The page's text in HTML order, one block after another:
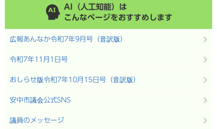
AI（人工知能）は
こんなページをおすすめします
広報あんなか令和7年9月号（音訳版）
令和7年11月1日号
おしらせ版令和7年10月15日号（音訳版）
安中市議会公式SNS
議員のメッセージ